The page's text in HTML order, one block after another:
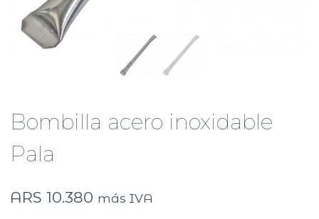
Bombilla acero inoxidable
Pala
ARS 10.380 más IVA